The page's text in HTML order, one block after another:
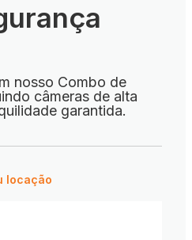
nosso Combo de
câmeras de alta
garantida.
locação